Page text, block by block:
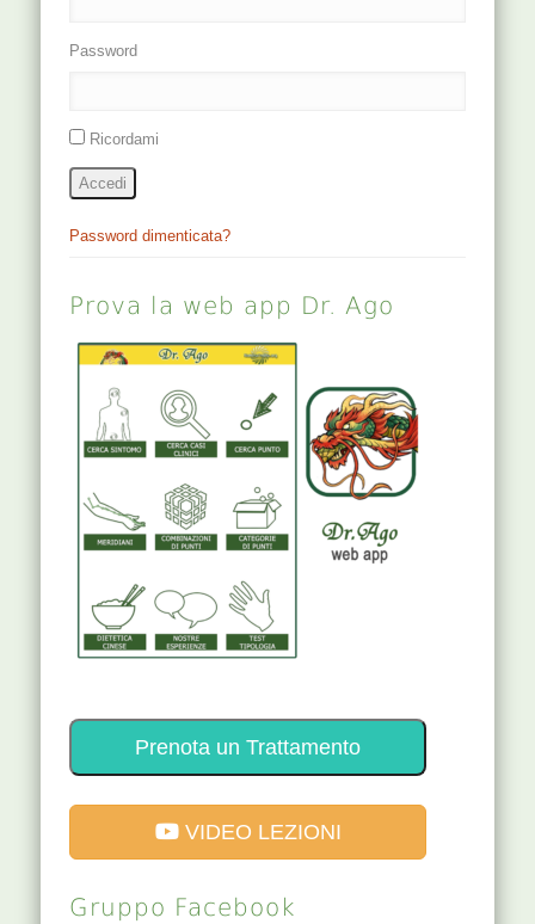
Password
Ricordami
Accedi
Password dimenticata?
Prova la web app Dr. Ago
Prenota un Trattamento
VIDEO LEZIONI
Gruppo Facebook